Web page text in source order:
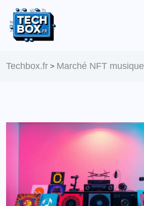
Techbox.fr > Marché NFT musique